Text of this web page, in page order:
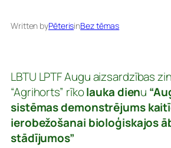
Written byPēterisinBez tēmas
LBTU LPTF Augu aizsardzības
“Agrihorts” rīkolauka dienu
sistēmas demonstrējums
ierobežošanai bioloģiskajos
stādījumos”